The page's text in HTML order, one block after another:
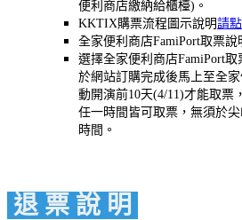
便利商店繳納給櫃檯)。
KKTIX購票流程圖示說明請
全家便利商店FamiPort取票說
選擇全家便利商店FamiPort
於網站訂購完成後馬上至全
動開演前10天(4/11)才能取票
任一時間皆可取票，無須於
時間。
退 票 說 明